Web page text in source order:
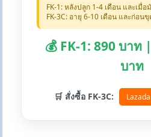
FK-1: หลังปลูก 1-4 เดือน และเมื่อ
FK-3C: อายุ 6-10 เดือน และก่อน
💰 FK-1: 890 บาท
บาท
🛒 สั่งซื้อ FK-3C: Lazada